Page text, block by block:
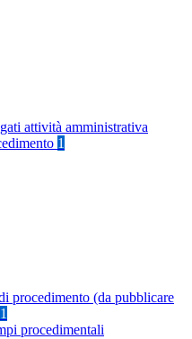
attività amministrativa
1
procedimento (da pubblicare
1
procedimentali